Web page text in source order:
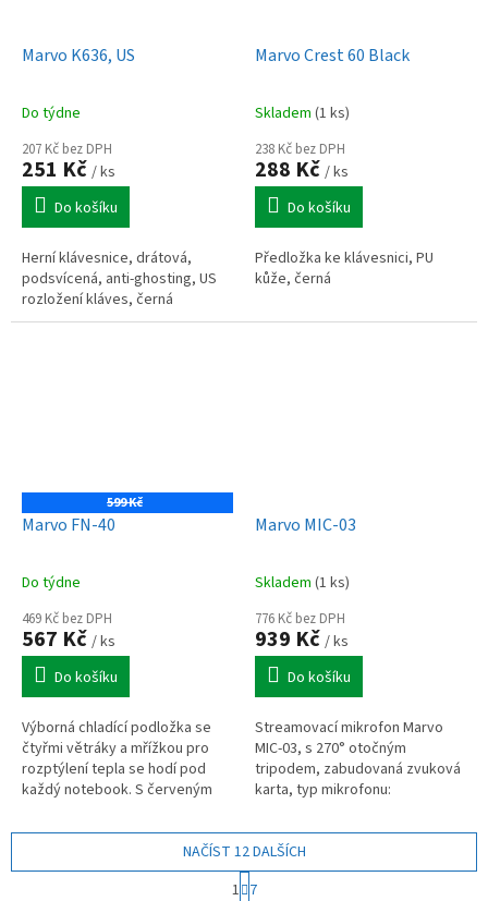
Marvo K636, US
Do týdne
207 Kč bez DPH
251 Kč / ks
Do košíku
Herní klávesnice, drátová,
podsvícená, anti-ghosting, US
rozložení kláves, černá
Marvo Crest 60 Black
Skladem (1 ks)
238 Kč bez DPH
288 Kč / ks
Do košíku
Předložka ke klávesnici, PU
kůže, černá
599 Kč
Marvo FN-40
Do týdne
469 Kč bez DPH
567 Kč / ks
Do košíku
Výborná chladící podložka se
čtyřmi větráky a mřížkou pro
rozptýlení tepla se hodí pod
každý notebook. S červeným
dobře a nezkazí dojem i pod...
Marvo MIC-03
Skladem (1 ks)
776 Kč bez DPH
939 Kč / ks
Do košíku
Streamovací mikrofon Marvo
MIC-03, s 270° otočným
tripodem, zabudovaná zvuková
karta, typ mikrofonu:
mikrofonu: 9 x 5 mm, citlivost
mikrofonu: -47 dB ± 3dB,...
NAČÍST 12 DALŠÍCH
S
1 7